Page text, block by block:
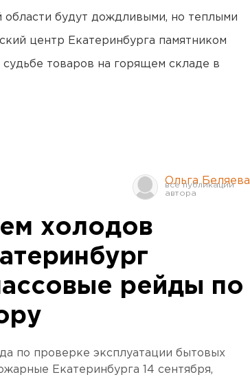
будут дождливыми, но теплыми
центр Екатеринбурга памятником
товаров на горящем складе в
Ольга Беляева
холодов
рейды по
по проверке эксплуатации бытовых
Екатеринбурга 14 сентября,